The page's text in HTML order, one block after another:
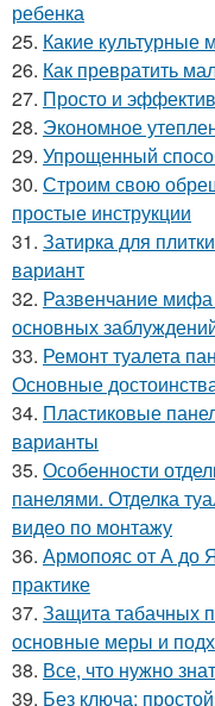
ребенка
25. Какие культурные
26. Как превратить
27. Просто и
28. Экономное
29. Упрощенный
30. Строим свою
простые инструкции
31. Затирка для
вариант
32. Развенчание
основных
33. Ремонт туалета
Основные
34. Пластиковые
варианты
35. Особенности
панелями. Отделка
видео по монтажу
36. Армопояс от А до
практике
37. Защита табачных
основные меры и
38. Все, что нужно
39. Без ключа: